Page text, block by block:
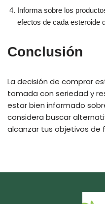
Informa sobre los
efectos de cada esteroide
Conclusión
La decisión de comprar
tomada con seriedad y
estar bien informado
considera buscar
alcanzar tus objetivos de